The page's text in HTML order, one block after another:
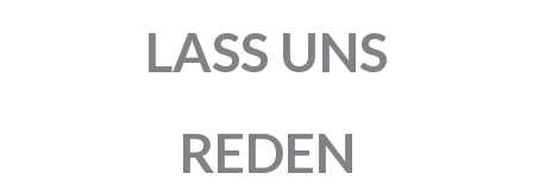
LASS UNS
REDEN